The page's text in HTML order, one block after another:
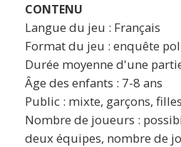
CONTENU
Langue du jeu : Français
Format du jeu : enquête
Durée moyenne d'une
Âge des enfants : 7-8 ans
Public : mixte, garçons, filles
Nombre de joueurs :
deux équipes, nombre de